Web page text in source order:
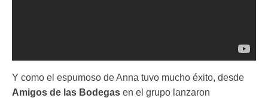
Y como el espumoso de Anna tuvo mucho éxito, desde
Amigos de las Bodegas en el grupo lanzaron